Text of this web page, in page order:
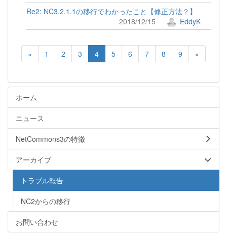
Re2: NC3.2.1.1の移行でわかったこと【修正方法？】
2018/12/15
EddyK
« 1 2 3 4 5 6 7 8 9 »
ホーム
ニュース
NetCommons3の特徴
アーカイブ
トラブル報告
NC2からの移行
お問い合わせ